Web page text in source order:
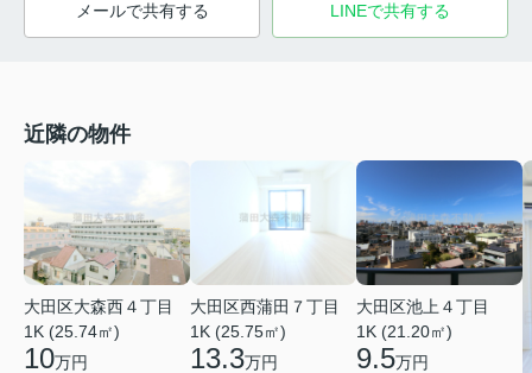
メールで共有する LINEで共有する
近隣の物件
大田区大森西４丁目
1K (25.74㎡)
10万円
大田区西蒲田７丁目
1K (25.75㎡)
13.3万円
大田区池上４丁目
1K (21.20㎡)
9.5万円